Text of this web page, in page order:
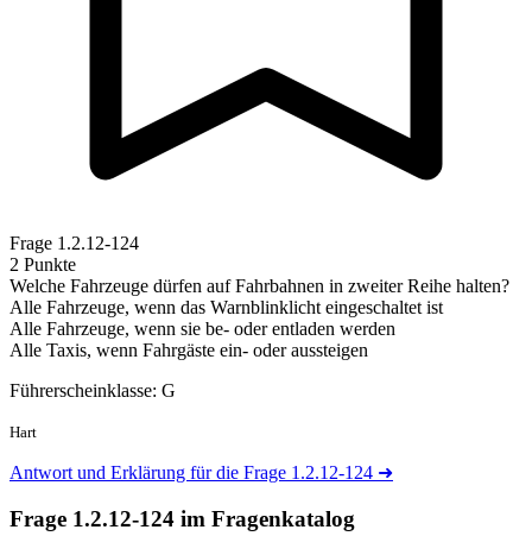
Frage 1.2.12-124
2 Punkte
Welche Fahrzeuge dürfen auf Fahrbahnen in zweiter Reihe halten?
Alle Fahrzeuge, wenn das Warnblinklicht eingeschaltet ist
Alle Fahrzeuge, wenn sie be- oder entladen werden
Alle Taxis, wenn Fahrgäste ein- oder aussteigen
Führerscheinklasse: G
Hart
Antwort und Erklärung für die Frage 1.2.12-124 ➜
Frage 1.2.12-124 im Fragenkatalog